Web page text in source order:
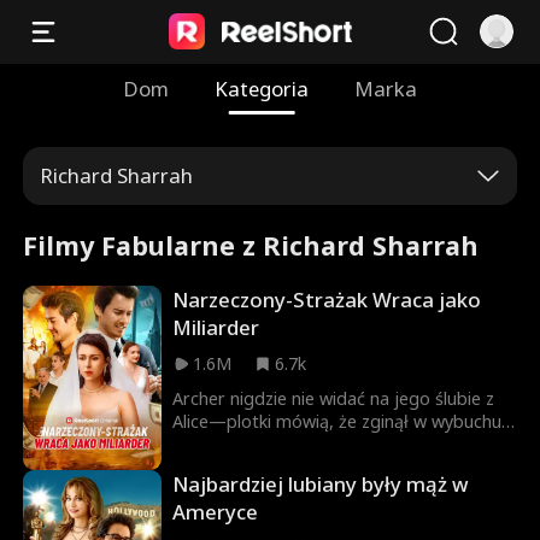
Dom Kategoria Marka
Richard Sharrah
Filmy Fabularne z Richard Sharrah
Narzeczony-Strażak Wraca jako
Miliarder
1.6M
6.7k
Archer nigdzie nie widać na jego ślubie z
Alice—plotki mówią, że zginął w wybuchu
zalotnika, Philipa. Na nowym ślubie Alice w
końcu widzi swojego męża ponownie—ale
Najbardziej lubiany były mąż w
Ameryce